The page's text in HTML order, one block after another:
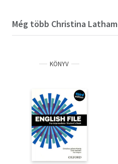
Még több Christina
KÖNYV